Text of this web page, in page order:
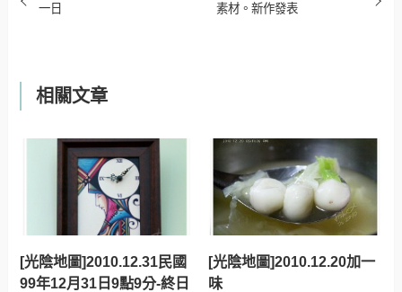
一日
素材。新作發表
相關文章
[光陰地圖]2010.12.31民國
99年12月31日9點9分-終日
[光陰地圖]2010.12.20加一
味